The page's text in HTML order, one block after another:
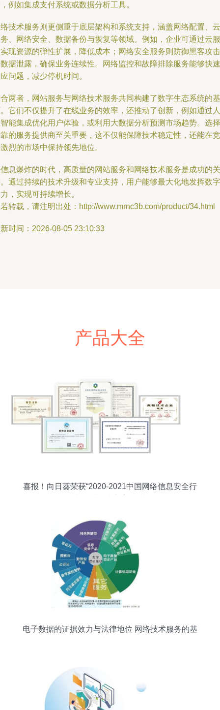
例如集成支付系统或数据分析工具。
技术服务则更侧重于底层架构和系统支持，涵盖网络配置、云
、网络安全、数据备份与恢复等领域。例如，企业可通过云服
现资源的弹性扩展，降低成本；网络安全服务则防御黑客攻击
据泄露，确保业务连续性。网络监控和故障排除服务能够快速
问题，减少停机时间。
两者，网站服务与网络技术服务共同构建了数字生态系统的基
它们不仅提升了在线业务的效率，还推动了创新，例如通过人
能集成优化用户体验，或利用大数据分析预测市场趋势。选择
的服务提供商至关重要，这不仅能保障技术稳定性，还能在竞
烈的市场中保持领先地位。
息爆炸的时代，高质量的网站服务和网络技术服务是成功的关
通过持续的技术升级和专业支持，用户能够最大化地发挥数字
，实现可持续增长。
转载，请注明出处：http://www.mrnc3b.com/product/34.html
时间：2026-08-05 23:10:33
产品大全
喜报！向日葵荣获“2020-2021中国网络信息安全行
电子数据的证据效力与法律地位 网络技术服务的基